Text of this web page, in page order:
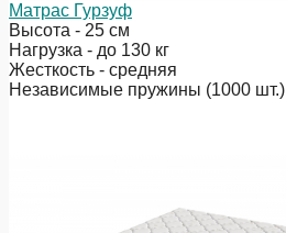
Матрас Гурзуф
Высота - 25 см
Нагрузка - до 130 кг
Жесткость - средняя
Независимые пружины (1000 шт.)